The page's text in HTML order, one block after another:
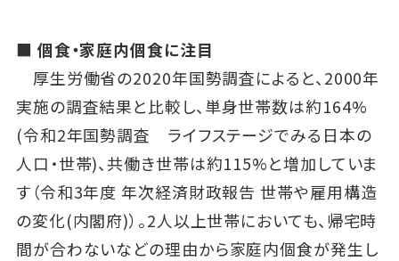
■ 個食・家庭内個食に注目
厚生労働省の2020年国勢調査によると、2000年
実施の調査結果と比較し、単身世帯数は約164%
(令和2年国勢調査 ライフステージでみる日本の
人口・世帯)、共働き世帯は約115%と増加していま
す（令和3年度 年次経済財政報告 世帯や雇用構造
の変化(内閣府)）。2人以上世帯においても、帰宅時
間が合わないなどの理由から家庭内個食が発生し